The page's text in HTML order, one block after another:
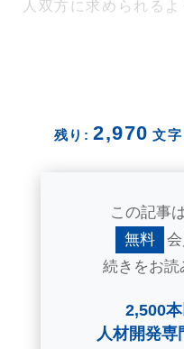
人双方に求められる
残り: 2,970 文字
この記事
無料
会
続きをお読
2,500
人材開発専